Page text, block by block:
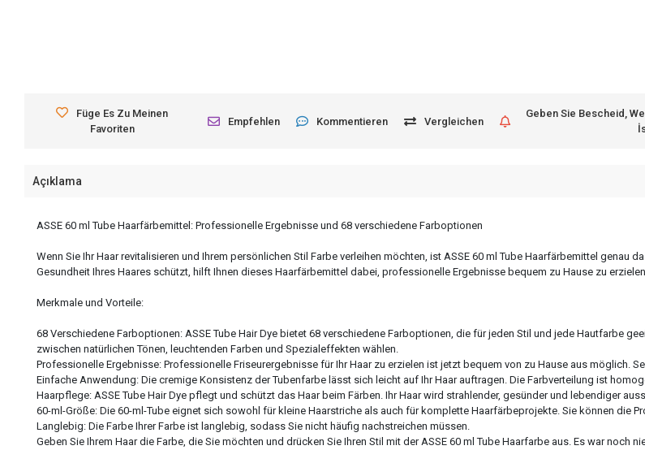
Füge Es Zu Meinen
Favoriten
Empfehlen Kommentieren Vergleichen
Geben Sie Bescheid,
Açıklama
ASSE 60 ml Tube Haarfärbemittel: Professionelle Ergebnisse und 68 verschiedene Farboptionen
Wenn Sie Ihr Haar revitalisieren und Ihrem persönlichen Stil Farbe verleihen möchten, ist ASSE 60 ml Tube Haarfärbemittel genau
Gesundheit Ihres Haares schützt, hilft Ihnen dieses Haarfärbemittel dabei, professionelle Ergebnisse bequem zu Hause zu
Merkmale und Vorteile:
68 Verschiedene Farboptionen: ASSE Tube Hair Dye bietet 68 verschiedene Farboptionen, die für jeden Stil und jede Hautfarbe
zwischen natürlichen Tönen, leuchtenden Farben und Spezialeffekten wählen.
Professionelle Ergebnisse: Professionelle Friseurergebnisse für Ihr Haar zu erzielen ist jetzt bequem von zu Hause aus möglich.
Einfache Anwendung: Die cremige Konsistenz der Tubenfarbe lässt sich leicht auf Ihr Haar auftragen. Die Farbverteilung ist
Haarpflege: ASSE Tube Hair Dye pflegt und schützt das Haar beim Färben. Ihr Haar wird strahlender, gesünder und lebendiger
60-ml-Größe: Die 60-ml-Tube eignet sich sowohl für kleine Haarstriche als auch für komplette Haarfärbeprojekte. Sie können die
Langlebig: Die Farbe Ihrer Farbe ist langlebig, sodass Sie nicht häufig nachstreichen müssen.
Geben Sie Ihrem Haar die Farbe, die Sie möchten und drücken Sie Ihren Stil mit der ASSE 60 ml Tube Haarfarbe aus. Es war